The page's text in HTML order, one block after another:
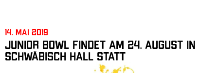
14. Mai 2019
Junior Bowl findet am 24. August in
Schwäbisch Hall statt